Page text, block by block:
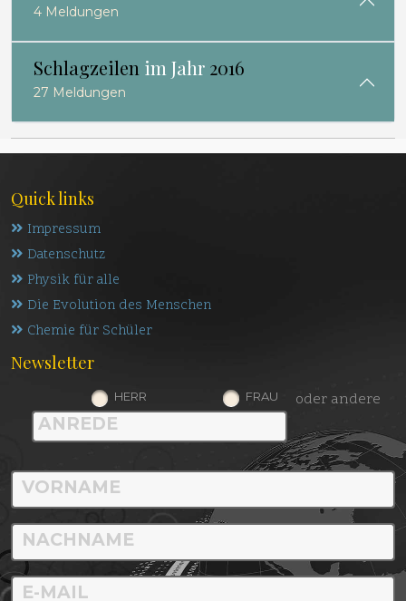
4 Meldungen
Schlagzeilen im Jahr 2016
27 Meldungen
Quick links
Impressum
Datenschutz
Physik für alle
Die Evolution des Menschen
Chemie für Schüler
Newsletter
HERR FRAU oder andere